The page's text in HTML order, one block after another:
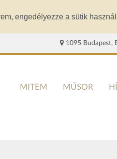
engedélyezze a sütik
1095 Budapest,
MITEM MŰSOR